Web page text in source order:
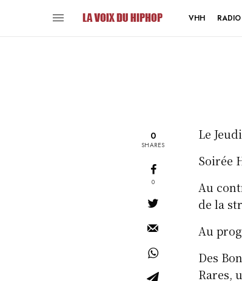
VHH RADIO
0
SHARES
0
Le
Soirée
Au
de la
Au
Des
Rares,